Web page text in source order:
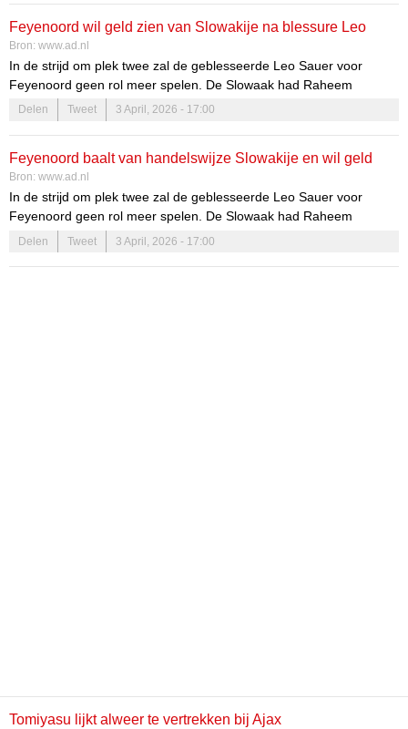
Feyenoord wil geld zien van Slowakije na blessure Leo
Sauer, absentie forse tegenvaller in strijd om plek 2
Bron: www.ad.nl
In de strijd om plek twee zal de geblesseerde Leo Sauer voor
Feyenoord geen rol meer spelen. De Slowaak had Raheem
Sterling uit de basis kunnen verdrijven, maar zijn seizoen is voorbij.
Feyenoord claimt bij de Slowaakse bond zijn salaris terug.
Delen Tweet 3 April, 2026 - 17:00
Feyenoord baalt van handelswijze Slowakije en wil geld
zien na blessure Leo Sauer
Bron: www.ad.nl
In de strijd om plek twee zal de geblesseerde Leo Sauer voor
Feyenoord geen rol meer spelen. De Slowaak had Raheem
Sterling uit de basis kunnen verdrijven, maar zijn seizoen is voorbij.
Feyenoord claimt bij de Slowaakse bond zijn salaris terug.
Delen Tweet 3 April, 2026 - 17:00
Tomiyasu lijkt alweer te vertrekken bij Ajax